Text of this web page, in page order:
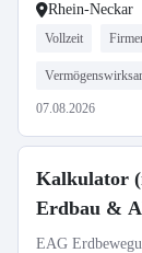
Rhein-Neckar
Vollzeit
07.08.2026
Kalkulator
Erdbau &
EAG